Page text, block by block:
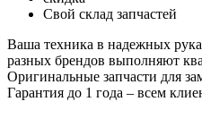
Свой склад запчастей
Ваша техника в надежных
разных брендов выполняют
Оригинальные запчасти для
Гарантия до 1 года – всем